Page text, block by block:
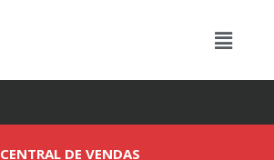
CENTRAL DE VENDAS